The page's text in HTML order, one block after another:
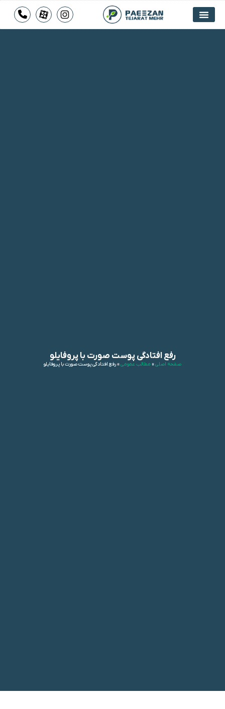
رفع افتادگی پوست صورت با پروفایلو
صفحه اصلی» مطالب عمومی» رفع افتادگی پوست صورت با پروفایلو